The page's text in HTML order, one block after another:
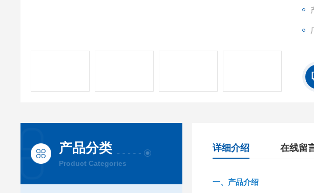
产品分类
Product Categories
详细介绍 在线留
一、 产品介绍